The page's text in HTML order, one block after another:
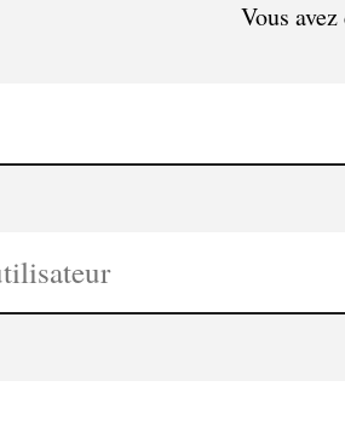
Vous